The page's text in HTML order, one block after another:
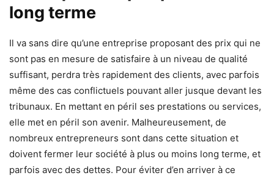
long terme
Il va sans dire qu’une entreprise proposant des prix qui ne
sont pas en mesure de satisfaire à un niveau de qualité
suffisant, perdra très rapidement des clients, avec parfois
même des cas conflictuels pouvant aller jusque devant les
tribunaux. En mettant en péril ses prestations ou services,
elle met en péril son avenir. Malheureusement, de
nombreux entrepreneurs sont dans cette situation et
doivent fermer leur société à plus ou moins long terme, et
parfois avec des dettes. Pour éviter d’en arriver à ce